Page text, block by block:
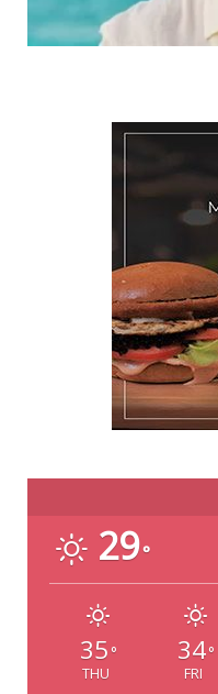
29°
35 °
THU
34°
FRI